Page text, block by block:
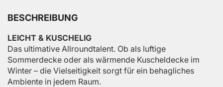
BESCHREIBUNG
LEICHT & KUSCHELIG
Das ultimative Allroundtalent. Ob als luftige
Sommerdecke oder als wärmende Kuscheldecke im
Winter – die Vielseitigkeit sorgt für ein behagliches
Ambiente in jedem Raum.